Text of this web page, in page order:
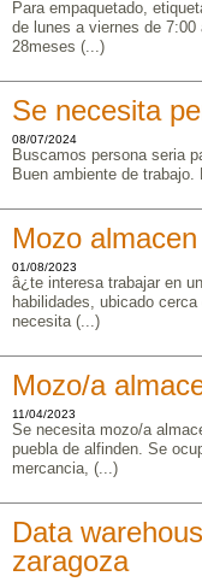
Para empaquetado,
de lunes a viernes de 7:00
28meses (...)
Se necesita
08/07/2024
Buscamos persona seria
Buen ambiente de
Mozo almacen
01/08/2023
â¿te interesa trabajar en
habilidades, ubicado
necesita (...)
Mozo/a
11/04/2023
Se necesita mozo/a
puebla de alfinden. Se
mercancia, (...)
Data
zaragoza